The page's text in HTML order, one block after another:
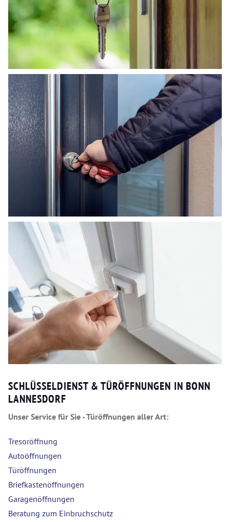
SCHLÜSSELDIENST & TÜRÖFFNUNGEN IN BONN
LANNESDORF
Unser Service für Sie - Türöffnungen aller Art:
Tresoröffnung
Autoöffnungen
Türöffnungen
Briefkastenöffnungen
Garagenöffnungen
Beratung zum Einbruchschutz